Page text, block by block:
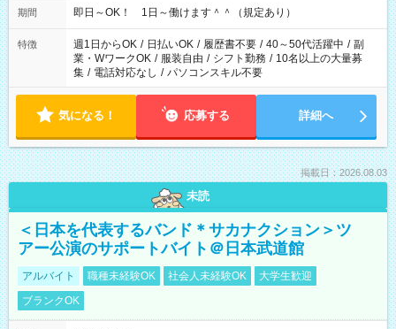
期間 即日～OK！ 1日～働けます＾＾（規定あり）
特徴 週1日からOK / 日払いOK / 履歴書不要 / 40～50代活躍中 / 副
業・WワークOK / 服装自由 / シフト勤務 / 10名以上の大量募
集 / 電話対応なし / パソコンスキル不要
気になる！ 応募する 詳細へ
掲載日：2026.08.03
未読
＜日本を代表するバンド＊サカナクション＞ツ
アー公演のサポートバイト＠日本武道館
アルバイト 職種未経験OK 社会人未経験OK
大学生歓迎
ブランクOK